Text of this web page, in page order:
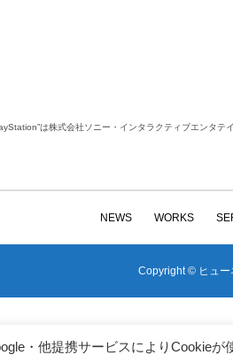
は株式会社ソニー・インタラクティブエンタ
NEWS WORKS
Copyright © ヒュー
・他提携サービスによりCookie